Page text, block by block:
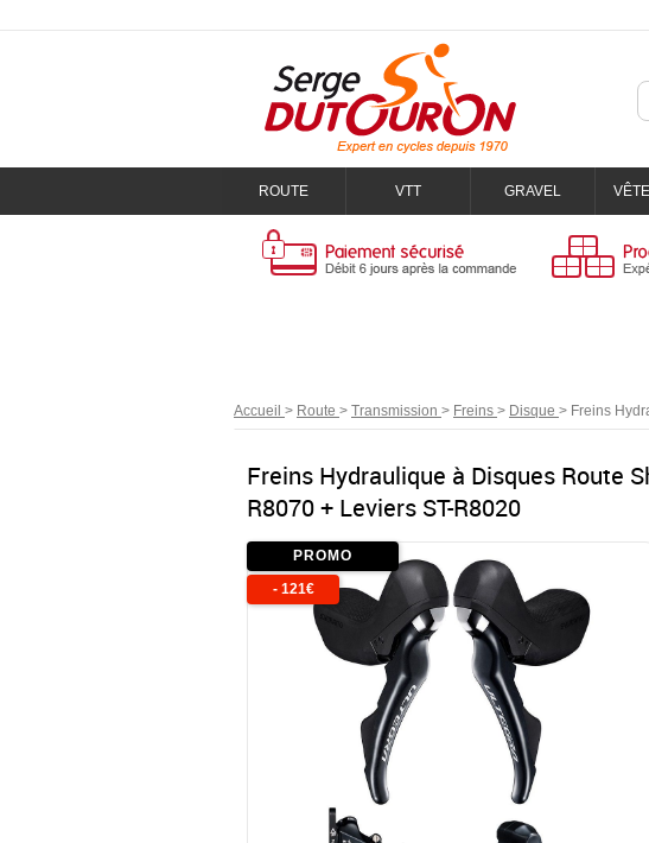
ROUTE VTT GRAVEL
Accueil > Route > Transmission > Freins > Disque > Freins
Freins Hydraulique à Disques Route
R8070 + Leviers ST-R8020
PROMO
- 121€